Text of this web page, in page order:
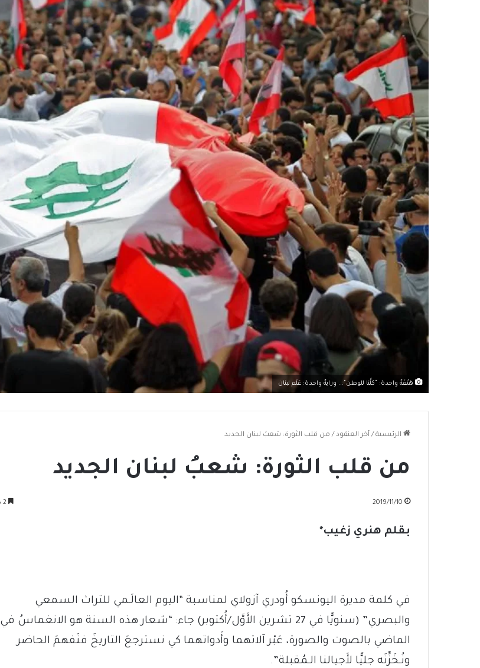
هَتْفَةٌ واحدة: "كلُّنا للوطن"... ورايةٌ واحدة: عَلَم لبنان
الرئيسية / آخر العنقود / من قلب الثورة: شعبُ لبنان الجديد
من قلب الثورة: شعبُ لبنان الجديد
2019/11/10
بقلم هنري زغيب*
في كلمة مديرة اليونسكو أُودري آزولاي لمناسبة “اليوم العالَـمي للتراث السمعي
والبصري” (سنويًّا في 27 تشرين الأَوَّل/أُكتوبر) جاء: “شعار هذه السنة هو الانغماسُ في
الماضي بالصوت والصورة، عَبْر آلاتهما وأَدواتهما كي نسترجعَ التاريخَ فنَفهمَ الحاضر
ونُـخَزِّنَه جليًّا لأَجيالنا الـمُقبلة”.